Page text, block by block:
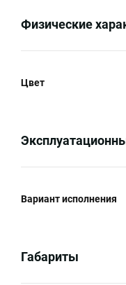
Физические
Цвет
Вариант исполнения
Габариты